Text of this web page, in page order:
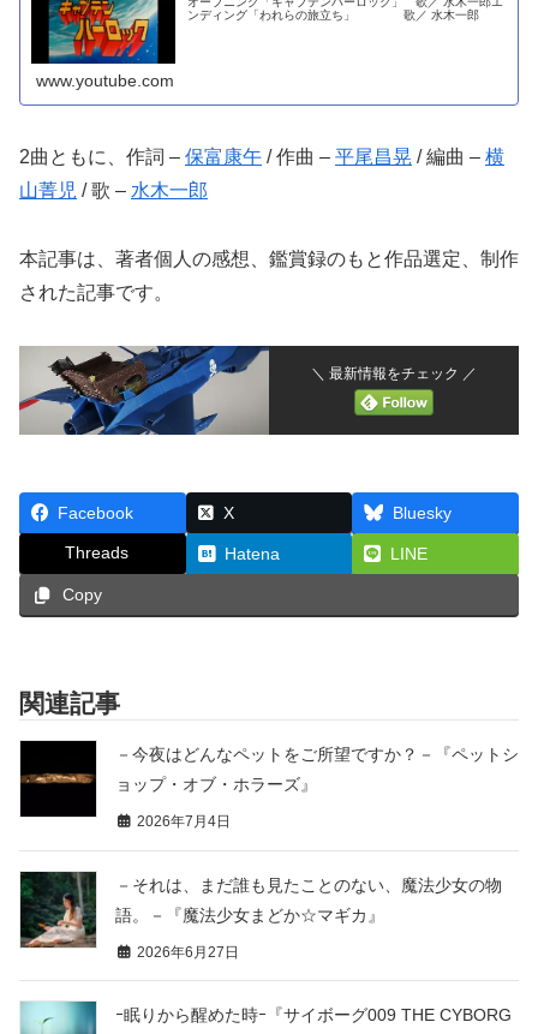
ンディング「われらの旅立ち」 歌／ 水木一郎
www.youtube.com
2曲ともに、作詞 – 保富康午 / 作曲 – 平尾昌晃 / 編曲 – 横
山菁児 / 歌 – 水木一郎
本記事は、著者個人の感想、鑑賞録のもと作品選定、制作
された記事です。
＼ 最新情報をチェック ／
Facebook X Bluesky
Threads Hatena LINE
Copy
関連記事
－今夜はどんなペットをご所望ですか？－『ペットシ
ョップ・オブ・ホラーズ』
2026年7月4日
－それは、まだ誰も見たことのない、魔法少女の物
語。－『魔法少女まどか☆マギカ』
2026年6月27日
ｰ眠りから醒めた時ｰ『サイボーグ009 THE CYBORG